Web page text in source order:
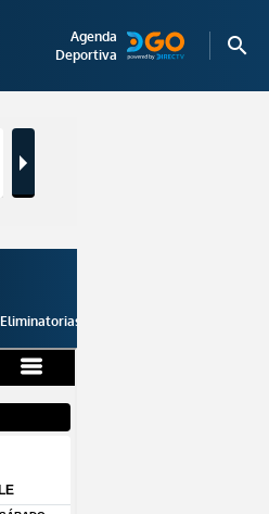
Agenda
Deportiva
search
Eliminatorias 2026